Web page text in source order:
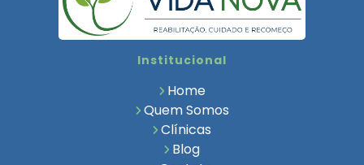
Internação Unimed para Dependentes
Químicos
Bradesco Saúde
Clinica de Recuperação de Dependentes
Tratamento para Dependência Química e
Institucional
Home
Quem Somos
Clínicas
Blog